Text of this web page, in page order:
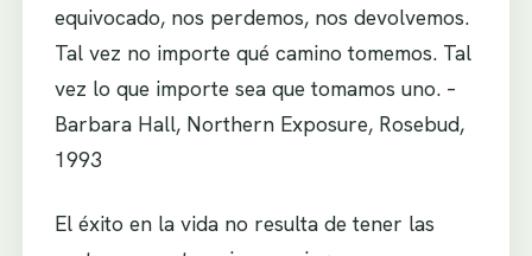
equivocado, nos perdemos, nos devolvemos.
Tal vez no importe qué camino tomemos. Tal
vez lo que importe sea que tomamos uno. –
Barbara Hall, Northern Exposure, Rosebud,
1993
El éxito en la vida no resulta de tener las